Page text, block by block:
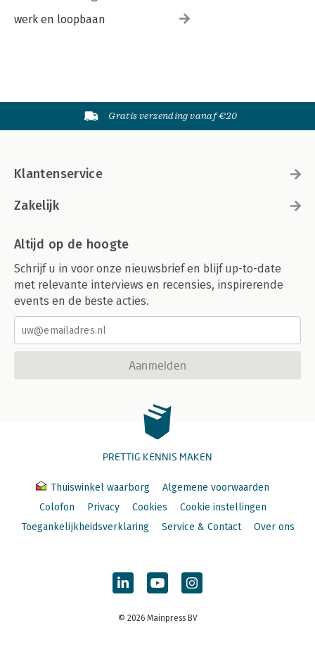
werk en loopbaan
Gratis verzending vanaf €20
Klantenservice
Zakelijk
Altijd op de hoogte
Schrijf u in voor onze nieuwsbrief en blijf up-to-date
met relevante interviews en recensies, inspirerende
events en de beste acties.
Aanmelden
PRETTIG KENNIS MAKEN
Thuiswinkel waarborg
Algemene voorwaarden
Colofon
Privacy Cookies
Cookie instellingen
Toegankelijkheidsverklaring
Service & Contact Over ons
© 2026 Mainpress BV